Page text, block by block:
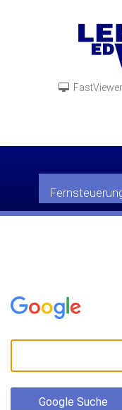
FastViewer